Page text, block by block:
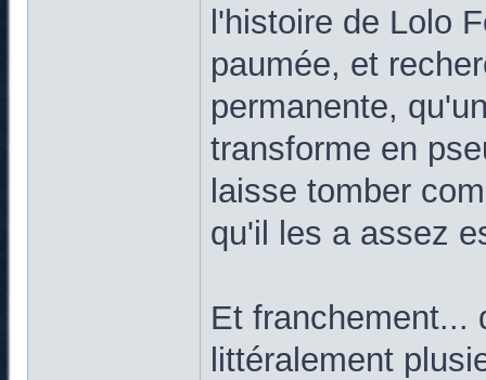
l'histoire de Lolo
paumée, et
permanente,
transforme en
laisse tomber
qu'il les a assez
Et franchement...
littéralement